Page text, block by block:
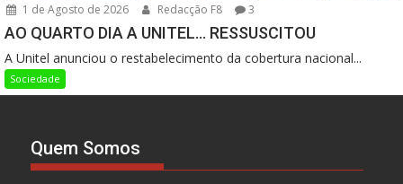
1 de Agosto de 2026 Redacção F8 3
AO QUARTO DIA A UNITEL… RESSUSCITOU
A Unitel anunciou o restabelecimento da cobertura nacional...
Sociedade
Quem Somos